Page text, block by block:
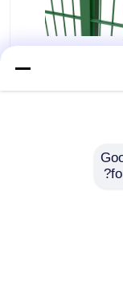
مزدوج بعرض